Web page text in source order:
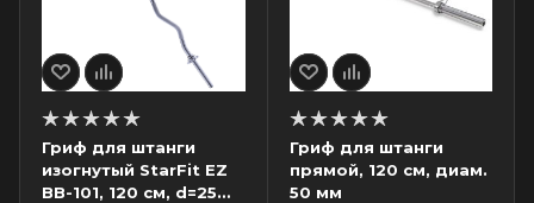
Гриф для штанги
изогнутый StarFit EZ
BB-101, 120 см, d=25
Гриф для штанги
прямой, 120 см, диам.
50 мм